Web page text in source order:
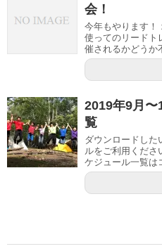
会！
今年もやります！
使ってのリードト
催されるかどうか
2019年9月
覧
ダウンロードした
ルをご利用くださ
ケジュール一覧は